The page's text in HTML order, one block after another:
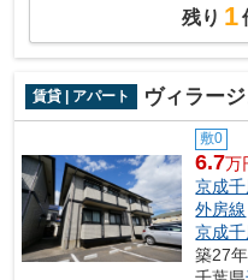
残り 1
賃貸 | アパート ヴィラー
敷0
6.7万
京成
外房線
京成
築27